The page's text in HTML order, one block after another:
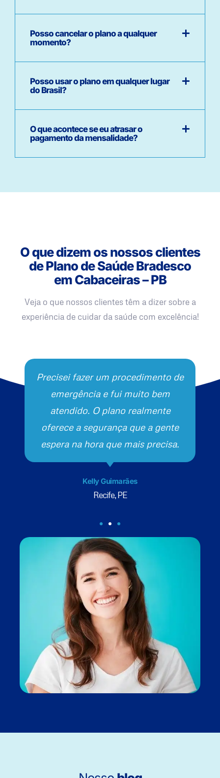
Posso cancelar o plano a qualquer
momento?
Posso usar o plano em qualquer lugar
do Brasil?
O que acontece se eu atrasar o
pagamento da mensalidade?
O que dizem os nossos clientes
de Plano de Saúde Bradesco
em Cabaceiras – PB
Veja o que nossos clientes têm a dizer sobre a
experiência de cuidar da saúde com excelência!
Precisei fazer um procedimento de
emergência e fui muito bem
atendido. O plano realmente
oferece a segurança que a gente
espera na hora que mais precisa.
Kelly Guimarães
Recife, PE